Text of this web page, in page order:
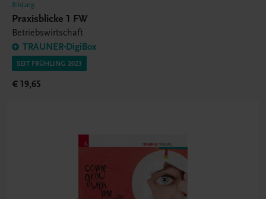
Bildung
Praxisblicke 1 FW
Betriebswirtschaft
TRAUNER-DigiBox
SEIT FRÜHLING 2023
€ 19,65